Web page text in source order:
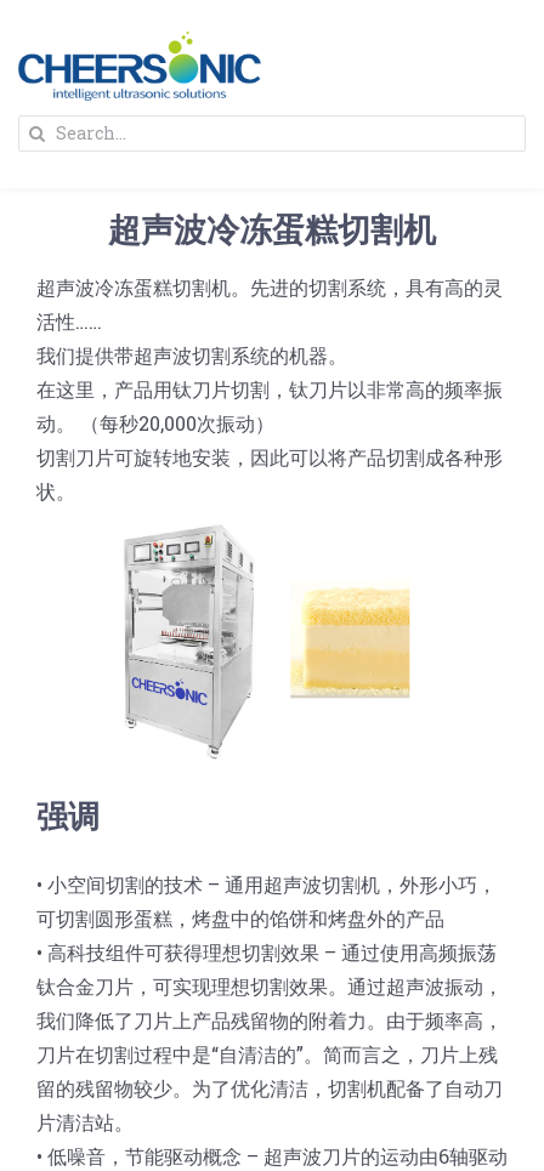
content
蛋糕切割机
圆蛋糕切割机
蛋糕切片机
三角蛋糕切割机
奶酪切片
块状奶酪切片
条状奶酪切片
挤出奶酪切片
三明治/披萨/寿司切割
披萨切割机
三明治切割机
寿司切割机
常温面团切割
冷冻面团切割
牛轧糖切割
阿胶糕切片
谷物棒切割
超声波设备
公司新闻
关于我们
Search
超声波冷冻蛋糕切割机
超声波冷冻蛋糕切割机。先进的切割系统，具有高的灵
活性……
我们提供带超声波切割系统的机器。
在这里，产品用钛刀片切割，钛刀片以非常高的频率振
动。 （每秒20,000次振动）
切割刀片可旋转地安装，因此可以将产品切割成各种形
状。
强调
• 小空间切割的技术 – 通用超声波切割机，外形小巧，
可切割圆形蛋糕，烤盘中的馅饼和烤盘外的产品
• 高科技组件可获得理想切割效果 – 通过使用高频振荡
钛合金刀片，可实现理想切割效果。通过超声波振动，
我们降低了刀片上产品残留物的附着力。由于频率高，
刀片在切割过程中是“自清洁的”。简而言之，刀片上残
留的残留物较少。为了优化清洁，切割机配备了自动刀
片清洁站。
• 低噪音，节能驱动概念 – 超声波刀片的运动由6轴驱动